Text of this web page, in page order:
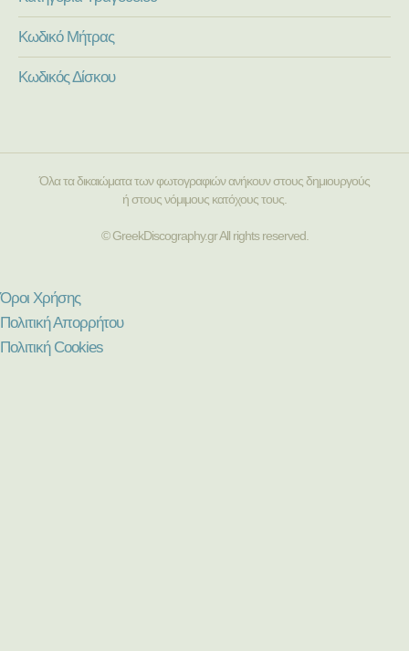
Κωδικό Μήτρας
Κωδικός Δίσκου
Όλα τα δικαιώματα των φωτογραφιών ανήκουν στους δημιουργούς
ή στους νόμιμους κατόχους τους.
© GreekDiscography.gr All rights reserved.
Όροι Χρήσης
Πολιτική Απορρήτου
Πολιτική Cookies